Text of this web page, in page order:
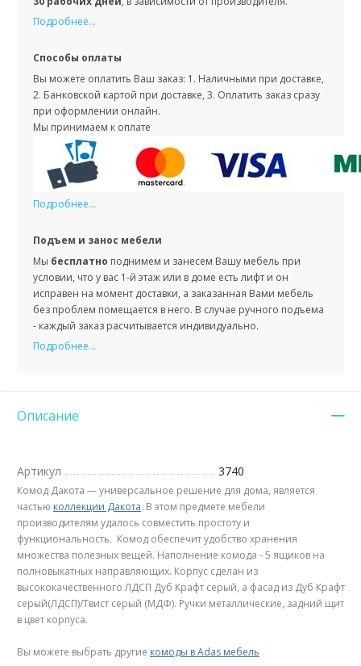
Подробнее...
Способы оплаты
Вы можете оплатить Ваш заказ: 1. Наличными при доставке,
2. Банковской картой при доставке, 3. Оплатить заказ сразу
при оформлении онлайн.
Мы принимаем к оплате
Подробнее...
Подъем и занос мебели
Мы бесплатно поднимем и занесем Вашу мебель при
условии, что у вас 1-й этаж или в доме есть лифт и он
исправен на момент доставки, а заказанная Вами мебель
без проблем помещается в него. В случае ручного подъема
- каждый заказ расчитывается индивидуально.
Подробнее...
Описание
Артикул 3740
Комод Дакота — универсальное решение для дома, является
частью коллекции Дакота. В этом предмете мебели
производителям удалось совместить простоту и
функциональность. Комод обеспечит удобство хранения
множества полезных вещей. Наполнение комода - 5 ящиков на
полновыкатных направляющих. Корпус сделан из
высококачественного ЛДСП Дуб Крафт серый, а фасад из Дуб Крафт
серый(ЛДСП)/Твист серый (МДФ). Ручки металлические, задний щит
в цвет корпуса.
Вы можете выбрать другие комоды в Adas мебель